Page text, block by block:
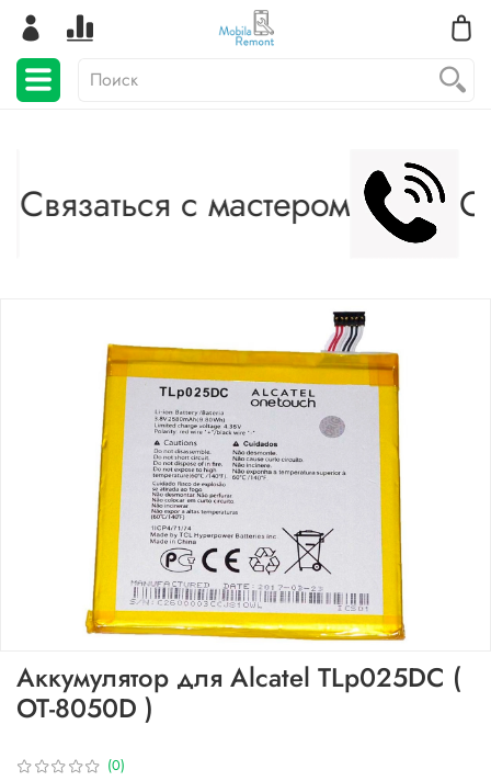
Связаться с мастером
(0)
Аккумулятор для Alcatel TLp025DC (
OT-8050D )